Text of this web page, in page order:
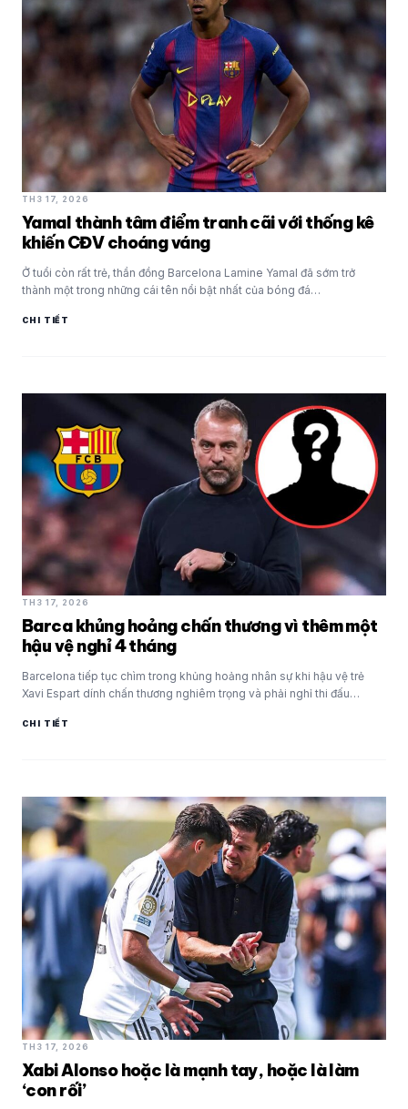
TH3 17, 2026
Yamal thành tâm điểm tranh cãi với thống kê
khiến CĐV choáng váng
Ở tuổi còn rất trẻ, thần đồng Barcelona Lamine Yamal đã sớm trở
thành một trong những cái tên nổi bật nhất của bóng đá…
CHI TIẾT
TH3 17, 2026
Barca khủng hoảng chấn thương vì thêm một
hậu vệ nghỉ 4 tháng
Barcelona tiếp tục chìm trong khủng hoảng nhân sự khi hậu vệ trẻ
Xavi Espart dính chấn thương nghiêm trọng và phải nghỉ thi đấu…
CHI TIẾT
TH3 17, 2026
Xabi Alonso hoặc là mạnh tay, hoặc là làm
‘con rối’